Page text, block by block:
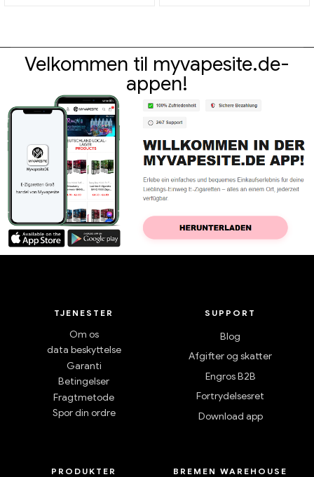
Velkommen til myvapesite.de-
appen!
TJENESTER
Om os
data beskyttelse
Garanti
Betingelser
Fragtmetode
Spor din ordre
SUPPORT
Blog
Afgifter og skatter
Engros B2B
Fortrydelsesret
Download app
PRODUKTER BREMEN WAREHOUSE